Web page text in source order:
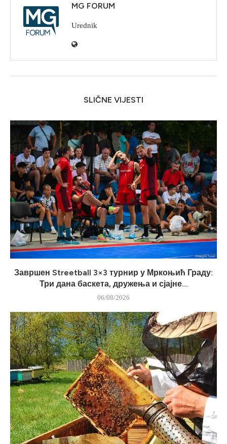
MG FORUM
Urednik
SLIČNE VIJESTI
Завршен Streetball 3×3 турнир у Мркоњић Граду:
Три дана баскета, дружења и сјајне...
06/08/2026